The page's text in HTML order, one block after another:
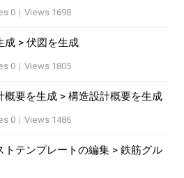
0 | Views 1698
成 > 伏図を生成
0 | Views 1805
概要を生成 > 構造設計概要を生成
0 | Views 1486
トテンプレートの編集 > 鉄筋グル